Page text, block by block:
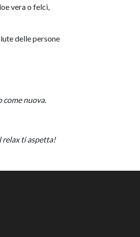
vera o felci,
delle persone
come nuova.
relax ti aspetta!